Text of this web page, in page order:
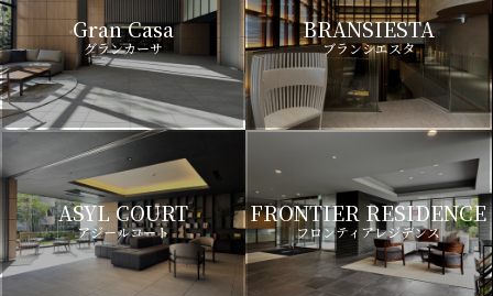
Gran Casa
グランカーサ
BRANSIESTA
ブランシエスタ
ASYL COURT
アジールコート
FRONTIER RESIDENCE
フロンティアレジデンス